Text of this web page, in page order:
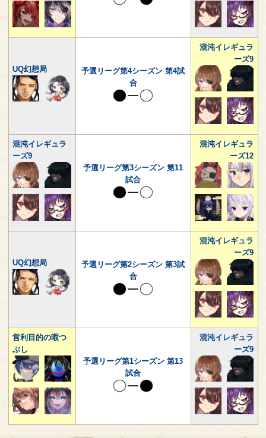
UQ幻想局
予選リーグ第4シーズン 第4試
合
混沌イレギュラ
ーズ9
混沌イレギュラ
ーズ9
予選リーグ第3シーズン 第11
試合
混沌イレギュラ
ーズ12
UQ幻想局
予選リーグ第2シーズン 第3試
合
混沌イレギュラ
ーズ9
営利目的の暇つ
ぶし
予選リーグ第1シーズン 第13
試合
混沌イレギュラ
ーズ9